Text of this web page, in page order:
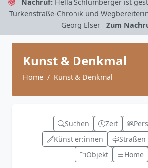
Nachruf: Hella Schlumberger ist
Türkenstraße-Chronik und
Georg Elser
Zum
Kunst & Denkmal
Home Kunst & Denkmal
Suchen Zeit
Künstler:innen
Straßen
Objekt
Home